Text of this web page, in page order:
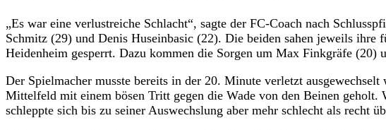
„Es war eine verlustreiche Schlacht“, sagte der FC-Coach nach
Schmitz (29) und Denis Huseinbasic (22). Die beiden sahen jeweils ihre
Heidenheim gesperrt. Dazu kommen die Sorgen um Max Finkgräfe (20)
Der Spielmacher musste bereits in der 20. Minute verletzt
Mittelfeld mit einem bösen Tritt gegen die Wade von den Beinen geholt.
schleppte sich bis zu seiner Auswechslung aber mehr schlecht als recht